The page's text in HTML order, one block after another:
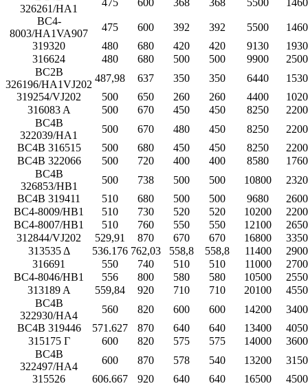
326261/HA1
475 600 368 368 5500
BC4-
8003/HA1VA907
475 600 392 392 5500
319320
480 680 420 420 9130
316624
480 680 500 500 9900
BC2B
326196/HA1VJ202
487,98 637 350 350 6440
319254/VJ202
500 650 260 260 4400
316083 Α
500 670 450 450 8250
BC4B
322039/HA1
500 670 480 450 8250
BC4B 316515
500 680 450 450 8250
BC4B 322066
500 720 400 400 8580
BC4B
326853/HB1
500 738 500 500 10800
BC4B 319411
510 680 500 500 9680
BC4-8009/HB1
510 730 520 520 10200
BC4-8007/HB1
510 760 550 550 12100
312844/VJ202
529,91 870 670 670 16800
313535 Δ
536.176 762,03 558,8 558,8 11400
316691
550 740 510 510 11000
BC4-8046/HB1
556 800 580 580 10500
313189 Α
559,84 920 710 710 20100
BC4B
322930/HA4
560 820 600 600 14200
BC4B 319446
571.627 870 640 640 13400
315175 Γ
600 820 575 575 14000
BC4B
322497/HA4
600 870 578 540 13200
315526
606.667 920 640 640 16500